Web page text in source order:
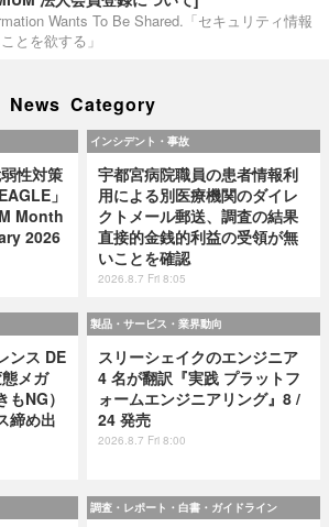
Wants To Be Shared.「セキュリティ情報
とを欲する」
News Category
性対策
」
Month
2026
インシデント・事故
宇都宮病院職員の患者情報利
用による別医療機関のダイレ
クトメール郵送、調査の結果
直接的金銭的利益の受領が無
いことを確認
2026.8.7 Fri 8:05
ンス DE
メガ
NG）
締め出
製品・サービス・業界動向
スリーシェイクのエンジニア
4 名が翻訳『実践 プラットフ
ォームエンジニアリング』8 /
24 発売
2026.8.7 Fri 8:00
調査・レポート・白書・ガイドライン